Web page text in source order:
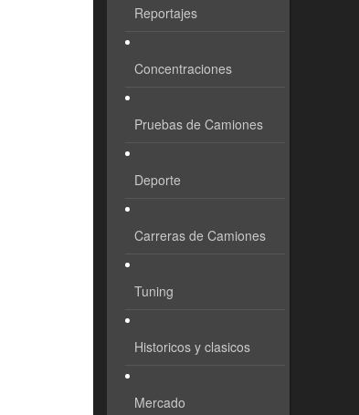
Reportajes
Concentraciones
Pruebas de Camiones
Deporte
Carreras de Camiones
Tuning
Historicos y clasicos
Mercado